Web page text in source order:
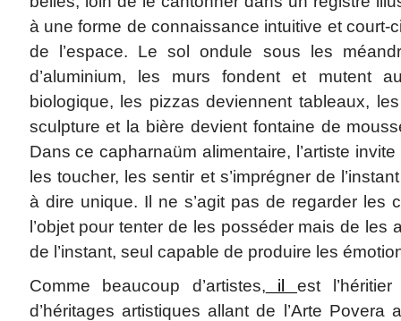
à une forme de connaissance intuitive et court-
de l’espace. Le sol ondule sous les
d’aluminium, les murs fondent et mutent
biologique, les pizzas deviennent tableaux,
sculpture et la bière devient fontaine de
Dans ce capharnaüm alimentaire, l’artiste
les toucher, les sentir et s’imprégner de
à dire unique. Il ne s’agit pas de regarder les
l’objet pour tenter de les posséder mais de les
de l’instant, seul capable de produire les
Comme beaucoup d’artistes, il est
d’héritages artistiques allant de l’Arte Povera